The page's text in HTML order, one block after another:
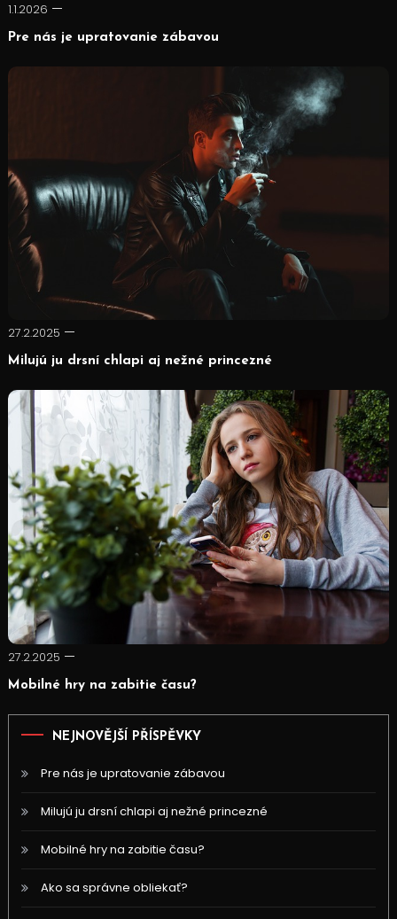
1.1.2026
Pre nás je upratovanie zábavou
27.2.2025
Milujú ju drsní chlapi aj nežné princezné
27.2.2025
Mobilné hry na zabitie času?
NEJNOVĚJŠÍ PŘÍSPĚVKY
Pre nás je upratovanie zábavou
Milujú ju drsní chlapi aj nežné princezné
Mobilné hry na zabitie času?
Ako sa správne obliekať?